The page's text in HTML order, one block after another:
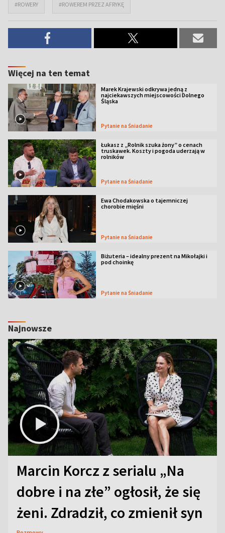
#ROWERY #ROWEREM PRZEZ AFRYKĘ
Więcej na ten temat
Marek Krajewski odkrywa jedną z
najciekawszych miejscowości Dolnego
Śląska
Pytanie na Śniadanie
Łukasz z „Rolnik szuka żony” o cenach
truskawek. Koszty i pogoda uderzają w
rolników
Pytanie na Śniadanie
Ewa Chodakowska o tajemniczej
chorobie mięśni
Pytanie na Śniadanie
Biżuteria – idealny prezent na Mikołajki i
pod choinkę
Pytanie na Śniadanie
Najnowsze
Marcin Korcz z serialu „Na
dobre i na złe” ogłosił, że się
żeni. Zdradził, co zmienił syn